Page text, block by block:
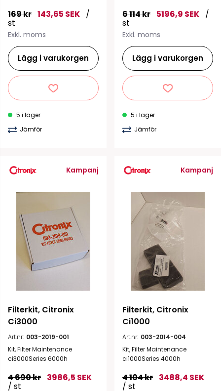
169 kr 143,65 SEK /
st
Exkl. moms
Lägg i varukorgen
5 i lager
Jämför
6 114 kr 5196,9 SEK /
st
Exkl. moms
Lägg i varukorgen
5 i lager
Jämför
Kampanj
Filterkit, Citronix
Ci3000
Art.nr: 003-2019-001
Kit, Filter Maintenance
ci3000Series 6000h
4 690 kr 3986,5 SEK
/ st
Kampanj
Filterkit, Citronix
Ci1000
Art.nr: 003-2014-004
Kit, Filter Maintenance
ci1000Series 4000h
4 104 kr 3488,4 SEK
/ st